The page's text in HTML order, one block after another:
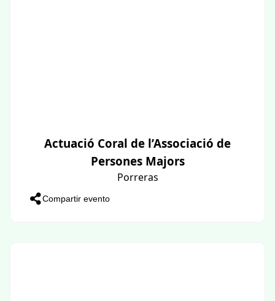
Actuació Coral de l’Associació de
Persones Majors
Porreras
Compartir evento